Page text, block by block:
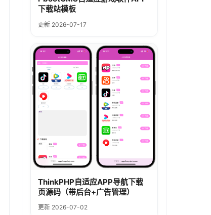
下载站模板
更新 2026-07-17
ThinkPHP自适应APP导航下载
页源码（带后台+广告管理）
更新 2026-07-02